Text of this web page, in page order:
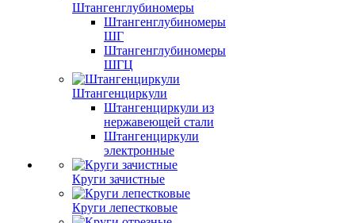
Штангенглубиномеры
Штангенглубиномеры
ШГ
Штангенглубиномеры
ШГЦ
Штангенциркули
Штангенциркули из
нержавеющей стали
Штангенциркули
электронные
Круги зачистные
Круги лепестковые